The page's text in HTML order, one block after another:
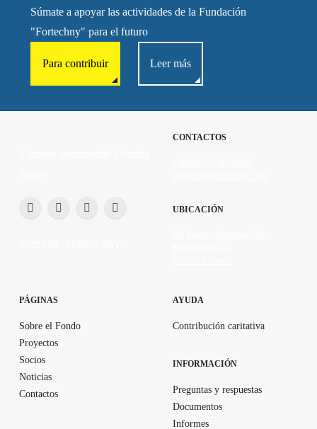
Súmate a apoyar las actividades de la Fundación
"Fortechny" para el futuro
Para contribuir Leer más
CONTACTOS
UBICACIÓN
PÁGINAS
Sobre el Fondo
Proyectos
Socios
Noticias
Contactos
AYUDA
Contribución caritativa
INFORMACIÓN
Preguntas y respuestas
Documentos
Informes